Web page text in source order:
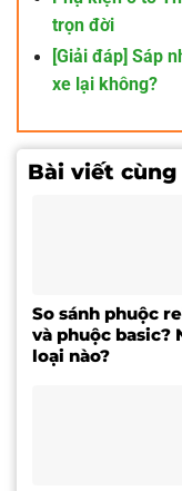
trọn đời
[Giải đáp] Sáp
xe lại không?
Bài viết cùng
So sánh phuộc
và phuộc basic?
loại nào?